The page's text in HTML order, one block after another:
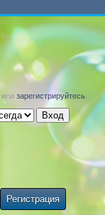
или зарегистрируйтесь
Регистрация